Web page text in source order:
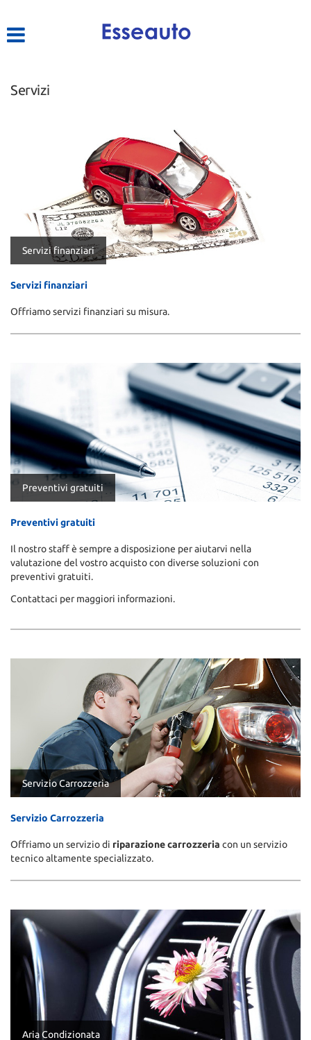
Servizi
Servizi finanziari
Servizi finanziari
Offriamo servizi finanziari su misura.
Preventivi gratuiti
Preventivi gratuiti
Il nostro staff è sempre a disposizione per aiutarvi nella
valutazione del vostro acquisto con diverse soluzioni con
preventivi gratuiti.
Contattaci per maggiori informazioni.
Servizio Carrozzeria
Servizio Carrozzeria
Offriamo un servizio di riparazione carrozzeria con un servizio
tecnico altamente specializzato.
Aria Condizionata